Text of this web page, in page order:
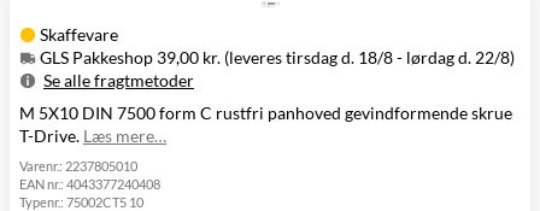
Skaffevare
GLS Pakkeshop 39,00 kr. (leveres tirsdag d. 18/8 - lørdag d. 22/8)
Se alle fragtmetoder
Metode
Pris
Leveres
GLS
M 5X10 DIN 7500 form C rustfri panhoved gevindformende skrue
T-Drive. Læs mere…
Varenr.: 2237805010
EAN nr.: 4043377240408
Typenr.: 75002CT5 10